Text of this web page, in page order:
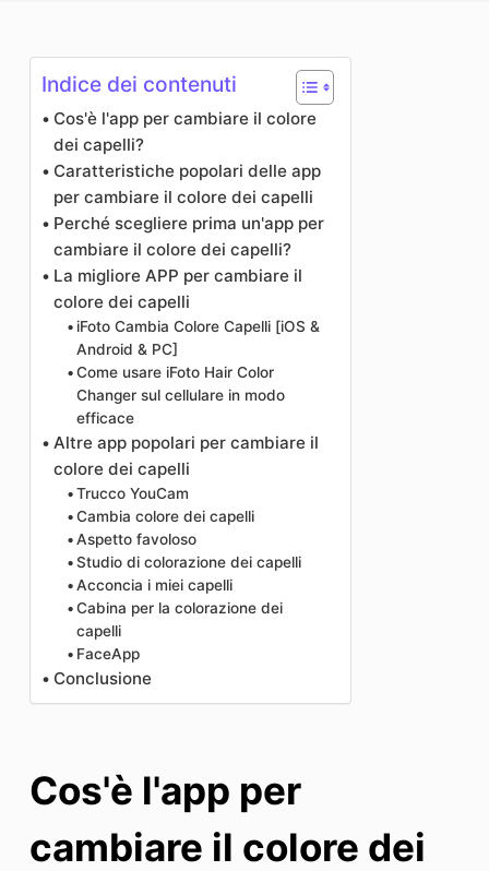
Immagine Ricopyright
Indice dei contenuti
Cos'è l'app per cambiare il colore
dei capelli?
Caratteristiche popolari delle app
per cambiare il colore dei capelli
Perché scegliere prima un'app per
cambiare il colore dei capelli?
La migliore APP per cambiare il
colore dei capelli
iFoto Cambia Colore Capelli [iOS &
Android & PC]
Come usare iFoto Hair Color
Changer sul cellulare in modo
efficace
Altre app popolari per cambiare il
colore dei capelli
Trucco YouCam
Cambia colore dei capelli
Aspetto favoloso
Studio di colorazione dei capelli
Acconcia i miei capelli
Cabina per la colorazione dei
capelli
FaceApp
Conclusione
Cos'è l'app per
cambiare il colore dei